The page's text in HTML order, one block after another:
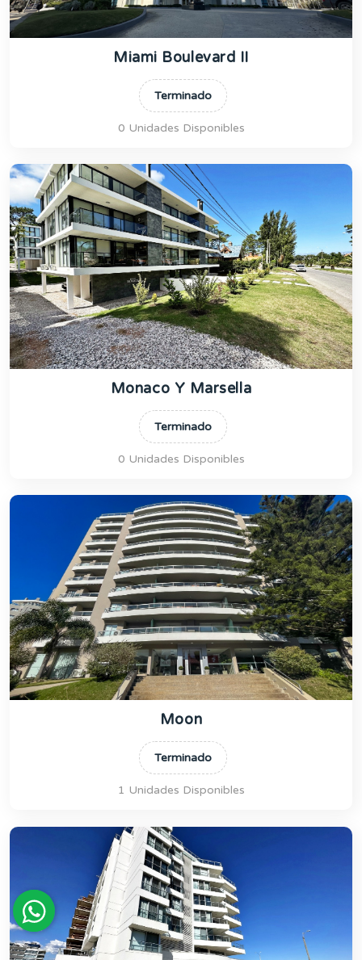
Miami Boulevard II
Terminado
0 Unidades Disponibles
Monaco Y Marsella
Terminado
0 Unidades Disponibles
Moon
Terminado
1 Unidades Disponibles